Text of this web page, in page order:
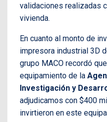
validaciones realizadas
vivienda.
En cuanto al monto de
impresora industrial 3D
grupo MACO recordó
equipamiento de la
Investigación y
adjudicamos con $400
invirtieron en este